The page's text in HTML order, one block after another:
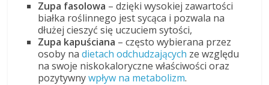
Zupa fasolowa – dzięki wysokiej zawartości
białka roślinnego jest sycąca i pozwala na
dłużej cieszyć się uczuciem sytości,
Zupa kapuściana – często wybierana przez
osoby nadietach odchudzających ze względu
na swoje niskokaloryczne właściwości oraz
pozytywnywpływ na metabolizm.